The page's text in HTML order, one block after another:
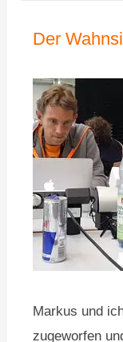
Der
Markus und
zugeworfen